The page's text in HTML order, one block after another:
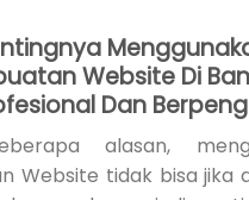
Website Di
Dan
alasan,
Website tidak bisa jika